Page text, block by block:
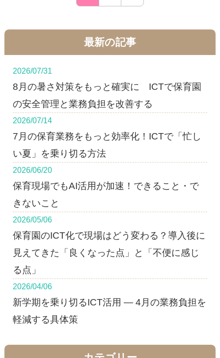
最新の記事
2026/07/31
8月の暑さ対策をもっと確実に ICTで保育園
の安全管理と業務負担を改善する
2026/07/14
7月の保育業務をもっと効率化！ICTで「忙し
い夏」を乗り切る方法
2026/06/20
保育現場でもAI活用が加速！できること・で
きないこと
2026/05/06
保育園のICT化で現場はどう変わる？導入後に
見えてきた「良くなった点」と「不便に感じ
る点」
2026/04/06
新学期を乗り切るICT活用 ― 4月の業務負担を
軽減する具体策